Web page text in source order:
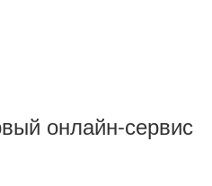
онлайн-сервис